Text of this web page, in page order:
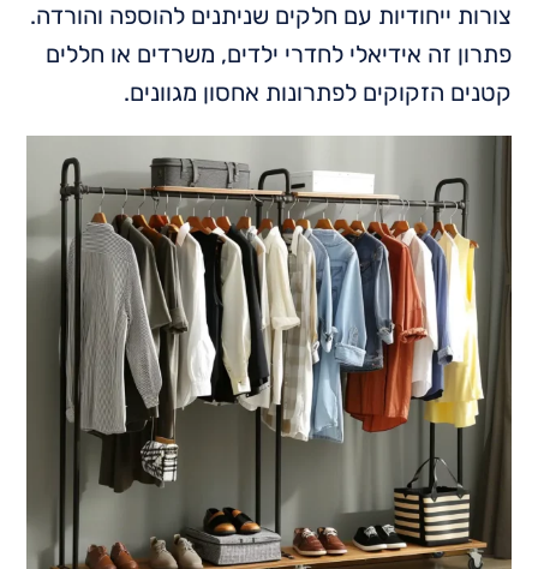
צורות ייחודיות עם חלקים שניתנים להוספה והורדה.
פתרון זה אידיאלי לחדרי ילדים, משרדים או חללים
קטנים הזקוקים לפתרונות אחסון מגוונים.